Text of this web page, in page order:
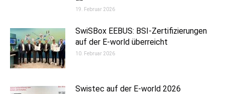
19. Februar 2026
SwiSBox EEBUS: BSI-Zertifizierungen
auf der E-world überreicht
10. Februar 2026
Swistec auf der E-world 2026